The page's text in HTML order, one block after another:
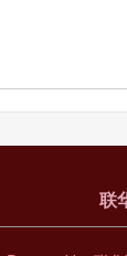
联